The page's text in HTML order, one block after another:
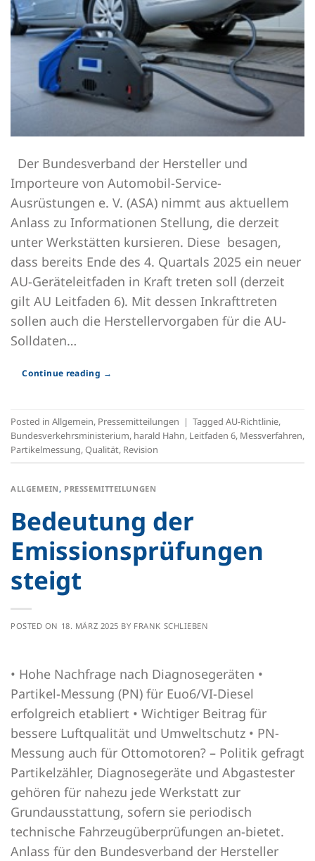
Der Bundesverband der Hersteller und
Importeure von Automobil-Service-
Ausrüstungen e. V. (ASA) nimmt aus aktuellem
Anlass zu Informationen Stellung, die derzeit
unter Werkstätten kursieren. Diese besagen,
dass bereits Ende des 4. Quartals 2025 ein neuer
AU-Geräteleitfaden in Kraft treten soll (derzeit
gilt AU Leitfaden 6). Mit dessen Inkrafttreten
sollen auch die Herstellervorgaben für die AU-
Solldaten…
Continue reading →
Posted in Allgemein, Pressemitteilungen | Tagged AU-Richtlinie,
Bundesverkehrsministerium, harald Hahn, Leitfaden 6, Messverfahren,
Partikelmessung,Qualität, Revision
ALLGEMEIN , PRESSEMITTEILUNGEN
Bedeutung der
Emissionsprüfungen
steigt
POSTED ON 18. MÄRZ 2025 BY FRANK SCHLIEBEN
• Hohe Nachfrage nach Diagnosegeräten •
Partikel-Messung (PN) für Euo6/VI-Diesel
erfolgreich etabliert • Wichtiger Beitrag für
bessere Luftqualität und Umweltschutz • PN-
Messung auch für Ottomotoren? – Politik gefragt
Partikelzähler, Diagnosegeräte und Abgastester
gehören für nahezu jede Werkstatt zur
Grundausstattung, sofern sie periodisch
technische Fahrzeugüberprüfungen an-bietet.
Anlass für den Bundesverband der Hersteller